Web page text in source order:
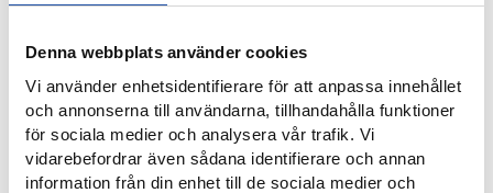
Denna webbplats använder cookies
Vi använder enhetsidentifierare för att anpassa innehållet
och annonserna till användarna, tillhandahålla funktioner
för sociala medier och analysera vår trafik. Vi
vidarebefordrar även sådana identifierare och annan
information från din enhet till de sociala medier och
4 AUGUSTI, 2026
ÅRSKORTARE: HÄMTA UT ERA KAMRATBILJETTER!